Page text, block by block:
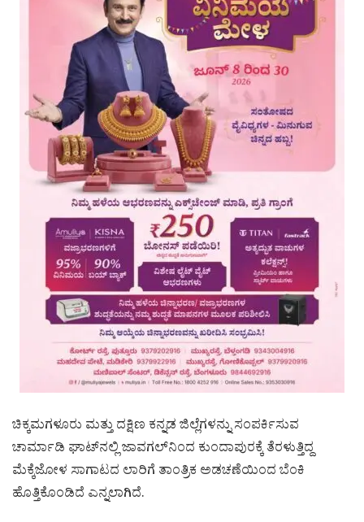
ಚಿಕ್ಕಮಗಳೂರು ಮತ್ತು ದಕ್ಷಿಣ ಕನ್ನಡ ಜಿಲ್ಲೆಗಳನ್ನು ಸಂಪರ್ಕಿಸುವ
ಚಾರ್ಮಾಡಿ ಘಾಟ್‌ನಲ್ಲಿ ಜಾವಗಲ್‌ನಿಂದ ಕುಂದಾಪುರಕ್ಕೆ ತೆರಳುತ್ತಿದ್ದ
ಮೆಕ್ಕೆಜೋಳ ಸಾಗಾಟದ ಲಾರಿಗೆ ತಾಂತ್ರಿಕ ಅಡಚಣೆಯಿಂದ ಬೆಂಕಿ
ಹೊತ್ತಿಕೊಂಡಿದೆ ಎನ್ನಲಾಗಿದೆ.